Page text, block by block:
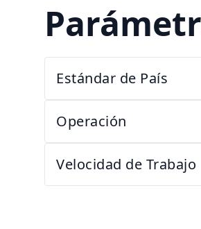
Estándar de País
Operación
Velocidad de Trabajo